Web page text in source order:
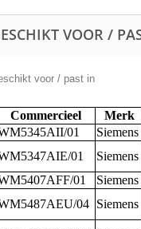
VOOR /
voor / past in